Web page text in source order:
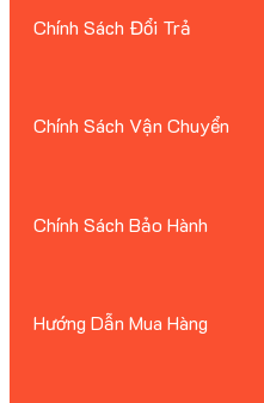
Chính Sách Đổi Trả
Chính Sách Vận Chuyển
Chính Sách Bảo Hành
Hướng Dẫn Mua Hàng